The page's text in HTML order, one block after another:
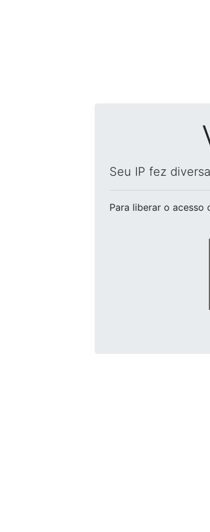
Seu IP fez
Para liberar o acesso